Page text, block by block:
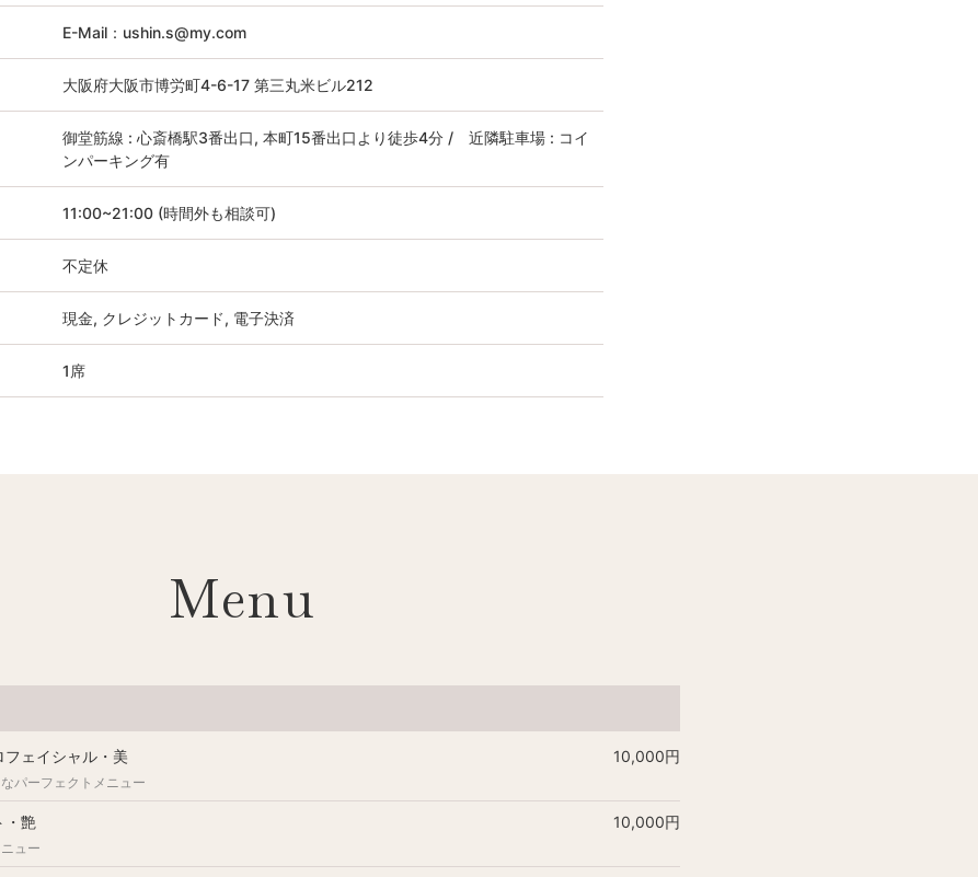
E-Mail：ushin.s@my.com
大阪府大阪市博労町4-6-17 第三丸米ビル212
御堂筋線 : 心斎橋駅3番出口, 本町15番出口より徒歩4分 / 近隣駐車場 : コイ
ンパーキング有
11:00~21:00 (時間外も相談可)
不定休
現金, クレジットカード, 電子決済
1席
Menu
フェイシャル・美 10,000円
パーフェクトメニュー
・艶 10,000円
ュー